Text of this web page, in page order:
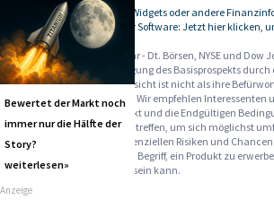
-
Kursdaten, Widgets oder andere
Website oder Software: Jetzt hier klicken,
stellen.
Alle Angaben ohne Gewähr - Dt. Börsen, NYSE und Dow
Werbehinweise:
Die Billigung des Basisprospekts
Finanzdienstleistungsaufsicht ist nicht als ihre
Wertpapiere zu verstehen. Wir empfehlen Interessenten
Anlegern den Basisprospekt und die Endgültigen
eine Anlageentscheidung treffen, um sich möglichst
insbesondere über die potenziellen Risiken und Chancen
Warnhinweise: Sie sind im Begriff, ein Produkt zu
und schwer zu verstehen sein kann.
Bewertet der Markt noch
immer nur die Hälfte der
Story?
weiterlesen»
Anzeige